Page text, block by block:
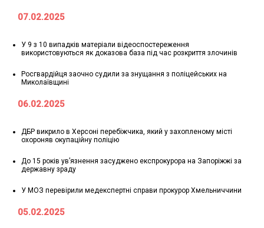
07.02.2025
У 9 з 10 випадків матеріали відеоспостереження
використовуються як доказова база під час розкриття злочинів
Росгвардійця заочно судили за знущання з поліцейських на
Миколаївщині
06.02.2025
ДБР викрило в Херсоні перебіжчика, який у захопленому місті
охороняв окупаційну поліцію
До 15 років ув’язнення засуджено експрокурора на Запоріжжі за
державну зраду
У МОЗ перевірили медекспертні справи прокурор Хмельниччини
05.02.2025